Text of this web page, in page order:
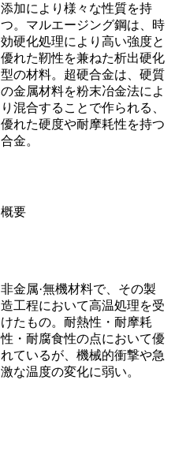
添加により様々な性質を持
つ。マルエージング鋼は、時
効硬化処理により高い強度と
優れた靭性を兼ねた析出硬化
型の材料。超硬合金は、硬質
の金属材料を粉末冶金法によ
り混合することで作られる、
優れた硬度や耐摩耗性を持つ
合金。
概要
非金属·無機材料で、その製
造工程において高温処理を受
けたもの。耐熱性・耐摩耗
性・耐腐食性の点において優
れているが、機械的衝撃や急
激な温度の変化に弱い。